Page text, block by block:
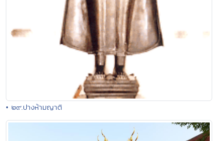
• ๒๙.ปางห้ามญาติ